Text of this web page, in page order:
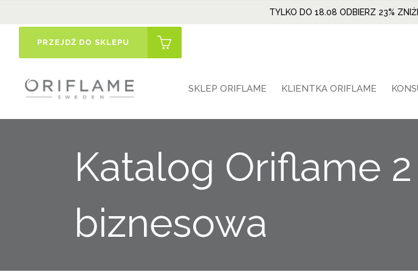
TYLKO DO 18.08 ODBIERZ 23%
PRZEJDŹ DO SKLEPU
SKLEP ORIFLAME KLIENTKA ORIFLAME
Katalog Oriflame
biznesowa